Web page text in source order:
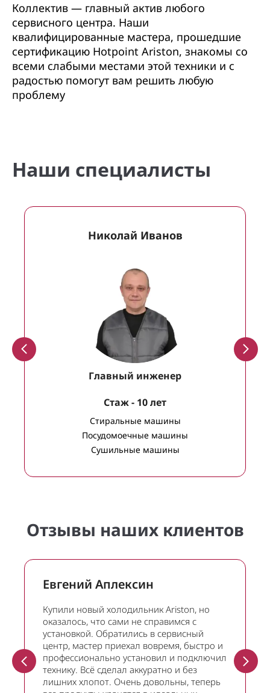
Коллектив — главный актив любого
сервисного центра. Наши
квалифицированные мастера, прошедшие
сертификацию Hotpoint Ariston, знакомы со
всеми слабыми местами этой техники и с
радостью помогут вам решить любую
проблему
Наши специалисты
Николай Иванов
Главный инженер
Cтаж - 10 лет
Стиральные машины
Посудомоечные машины
Сушильные машины
Отзывы наших клиентов
Евгений Аплексин
Купили новый холодильник Ariston, но
оказалось, что сами не справимся с
установкой. Обратились в сервисный
центр, мастер приехал вовремя, быстро и
профессионально установил и подключил
технику. Всё сделал аккуратно и без
лишних хлопот. Очень довольны, теперь